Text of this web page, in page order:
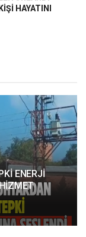
HAYATINI
ENERJİ